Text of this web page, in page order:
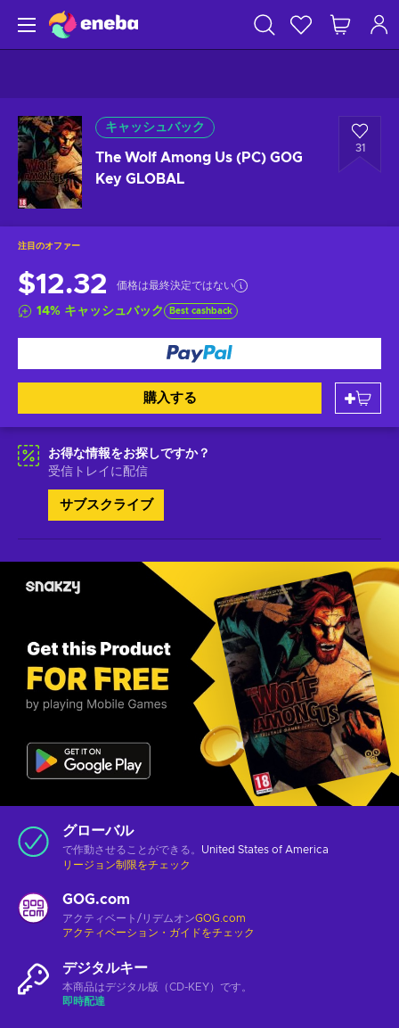
キャッシュバック
The Wolf Among Us (PC) GOG
Key GLOBAL
31
注目のオファー
$12.32 価格は最終決定ではない
14% キャッシュバック Best cashback
購入する
お得な情報をお探しですか？
受信トレイに配信
サブスクライブ
グローバル
で作動させることができる。 United States of America
リージョン制限をチェック
GOG.com
アクティベート/リデムオンGOG.com
アクティベーション・ガイドをチェック
デジタルキー
本商品はデジタル版（CD-KEY）です。
即時配達